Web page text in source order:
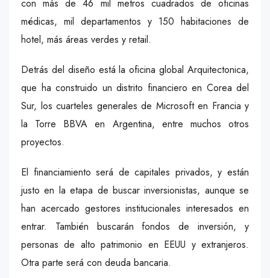
con más de 46 mil metros cuadrados de oficinas
médicas, mil departamentos y 150 habitaciones de
hotel, más áreas verdes y retail.
Detrás del diseño está la oficina global Arquitectonica,
que ha construido un distrito financiero en Corea del
Sur, los cuarteles generales de Microsoft en Francia y
la Torre BBVA en Argentina, entre muchos otros
proyectos.
El financiamiento será de capitales privados, y están
justo en la etapa de buscar inversionistas, aunque se
han acercado gestores institucionales interesados en
entrar. También buscarán fondos de inversión, y
personas de alto patrimonio en EEUU y extranjeros.
Otra parte será con deuda bancaria.